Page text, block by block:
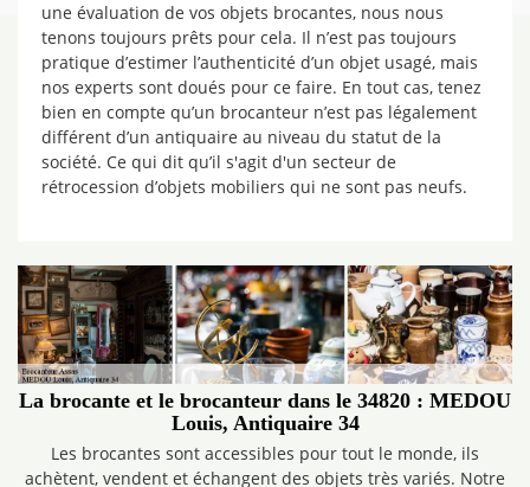
une évaluation de vos objets brocantes, nous nous
tenons toujours prêts pour cela. Il n’est pas toujours
pratique d’estimer l’authenticité d’un objet usagé, mais
nos experts sont doués pour ce faire. En tout cas, tenez
bien en compte qu’un brocanteur n’est pas légalement
différent d’un antiquaire au niveau du statut de la
société. Ce qui dit qu’il s'agit d'un secteur de
rétrocession d’objets mobiliers qui ne sont pas neufs.
La brocante et le brocanteur dans le 34820 : MEDOU
Louis, Antiquaire 34
Les brocantes sont accessibles pour tout le monde, ils
achètent, vendent et échangent des objets très variés. Notre